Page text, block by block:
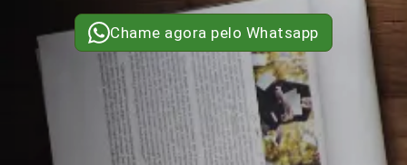
Chame agora pelo Whatsapp